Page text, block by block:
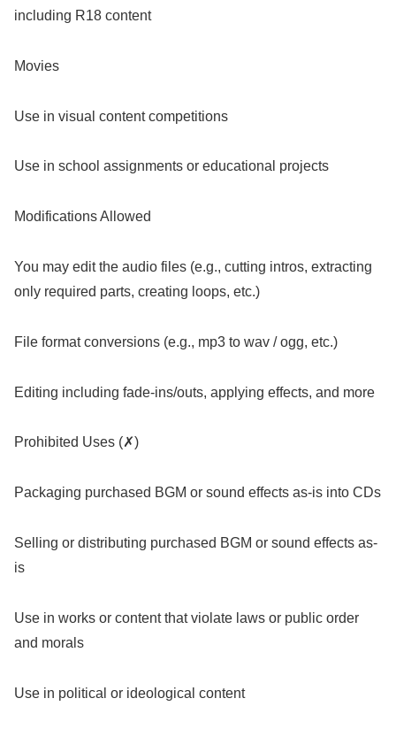
including R18 content
Movies
Use in visual content competitions
Use in school assignments or educational projects
Modifications Allowed
You may edit the audio files (e.g., cutting intros, extracting
only required parts, creating loops, etc.)
File format conversions (e.g., mp3 to wav / ogg, etc.)
Editing including fade-ins/outs, applying effects, and more
Prohibited Uses (✗)
Packaging purchased BGM or sound effects as-is into CDs
Selling or distributing purchased BGM or sound effects as-
is
Use in works or content that violate laws or public order
and morals
Use in political or ideological content